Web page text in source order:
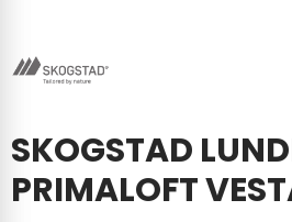
SKOGSTAD
PRIMALOFT